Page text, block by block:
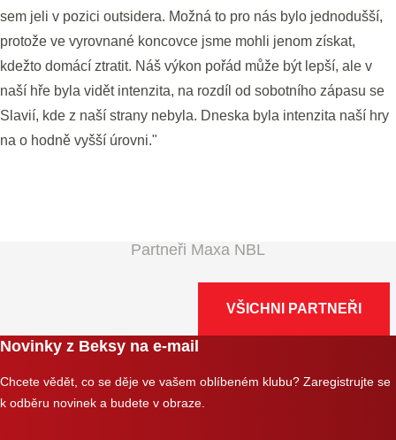
sem jeli v pozici outsidera. Možná to pro nás bylo jednodušší,
protože ve vyrovnané koncovce jsme mohli jenom získat,
kdežto domácí ztratit. Náš výkon pořád může být lepší, ale v
naší hře byla vidět intenzita, na rozdíl od sobotního zápasu se
Slavií, kde z naší strany nebyla. Dneska byla intenzita naší hry
na o hodně vyšší úrovni."
Partneři Maxa NBL
VŠICHNI PARTNEŘI
Novinky z Beksy na e-mail
Chcete vědět, co se děje ve vašem oblíbeném klubu? Zaregistrujte se
k odběru novinek a budete v obraze.